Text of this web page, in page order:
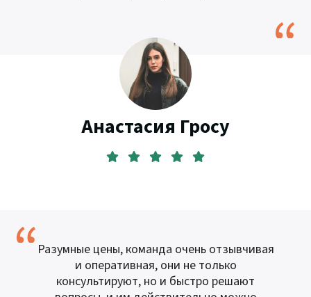
Анастасия Гросу
Разумные цены, команда очень отзывчивая
и оперативная, они не только
консультируют, но и быстро решают